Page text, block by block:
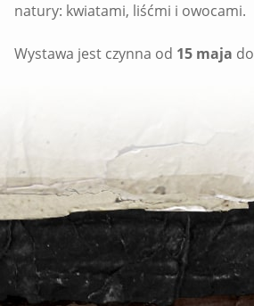
natury: kwiatami, liśćmi i owocami.
Wystawa jest czynna od 15 maja do